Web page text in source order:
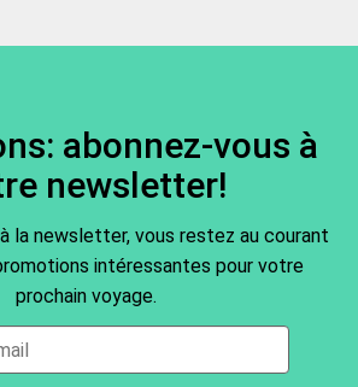
abonnez-vous à
newsletter!
la newsletter, vous restez au courant
intéressantes pour votre
prochain voyage.